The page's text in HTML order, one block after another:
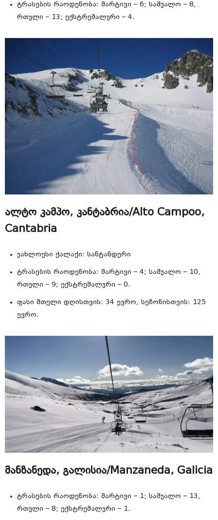
ტრასების რაოდენობა: მარტივი – 6; საშუალო – 8,
რთული – 13; ექსტრემალური – 4.
ალტო კამპო, კანტაბრია/Alto Campoo,
Cantabria
უახლოესი ქალაქი: სანტანდერი
ტრასების რაოდენობა: მარტივი – 4; საშუალო – 10,
რთული – 9; ექსტრემალური – 0.
ფასი მთელი დღისთვის: 34 ევრო, სეზონისთვის: 125
ევრო.
მანზანედა, გალისია/Manzaneda, Galicia
ტრასების რაოდენობა: მარტივი – 1; საშუალო – 13,
რთული – 8; ექსტრემალური – 1.